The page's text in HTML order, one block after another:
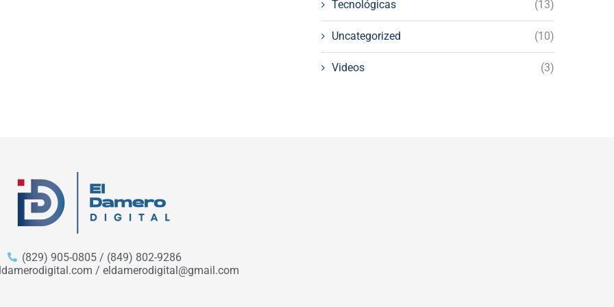
Tecnológicas (13)
Uncategorized (10)
Videos (3)
(829) 905-0805 / (849) 802-9286
/ eldamerodigital@gmail.com